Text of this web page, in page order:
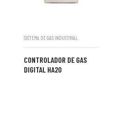
SISTEMA DE GAS INDUSTRIAL
CONTROLADOR DE GAS
DIGITAL HA20